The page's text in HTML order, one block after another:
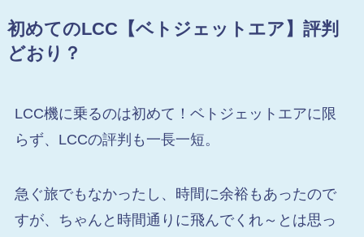
初めてのLCC【ベトジェットエア】評判
どおり？
LCC機に乗るのは初めて！ベトジェットエアに限
らず、LCCの評判も一長一短。
急ぐ旅でもなかったし、時間に余裕もあったので
すが、ちゃんと時間通りに飛んでくれ～とは思っ